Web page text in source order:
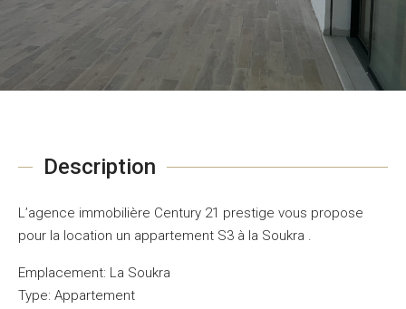
Description
L’agence immobilière Century 21 prestige vous propose
pour la location un appartement S3 à la Soukra .
Emplacement: La Soukra
Type: Appartement